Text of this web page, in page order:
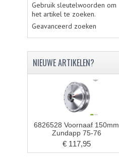
Gebruik sleutelwoorden om
het artikel te zoeken.
Geavanceerd zoeken
NIEUWE ARTIKELEN?
6826528 Voornaaf 150mm
Zundapp 75-76
€ 117,95